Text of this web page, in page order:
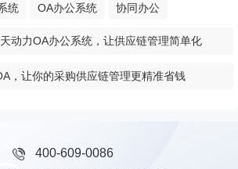
统 OA办公系统 协同办公
动力OA办公系统，让供应链管理简单化
，让你的采购供应链管理更精准省钱
400-609-0086